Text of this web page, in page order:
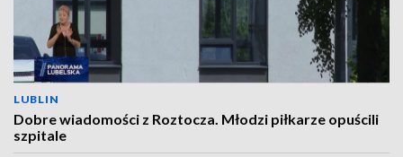
LUBLIN
Dobre wiadomości z Roztocza. Młodzi piłkarze opuścili
szpitale